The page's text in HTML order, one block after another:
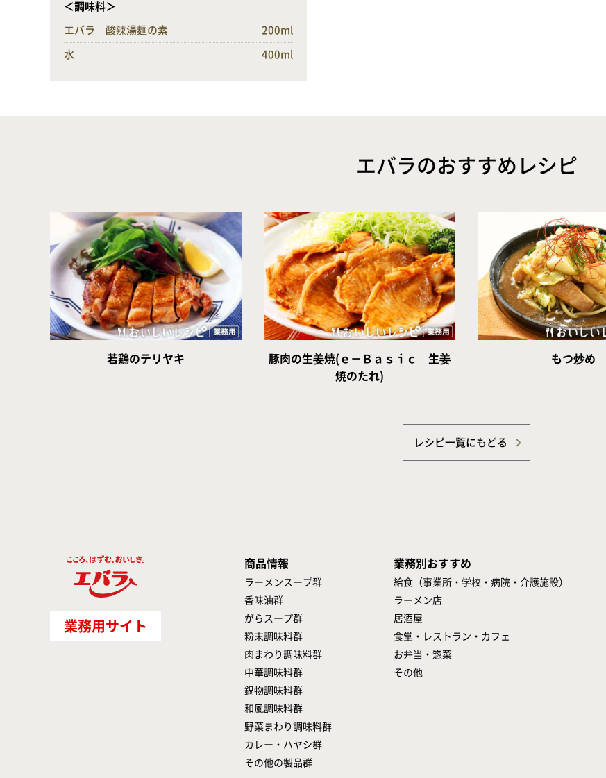
＜調味料＞
エバラ 酸辣湯麺の素 200ml
水 400ml
エバラのおすすめレシピ
若鶏のテリヤキ
豚肉の生姜焼(ｅ－Ｂａｓｉｃ 生姜
焼のたれ)
もつ炒め
レシピ一覧にもどる
業務用サイト
商品情報
ラーメンスープ群
香味油群
がらスープ群
粉末調味料群
肉まわり調味料群
中華調味料群
鍋物調味料群
和風調味料群
野菜まわり調味料群
カレー・ハヤシ群
その他の製品群
業務別おすすめ
給食（事業所・学校・病院・介護施設）
ラーメン店
居酒屋
食堂・レストラン・カフェ
お弁当・惣菜
その他